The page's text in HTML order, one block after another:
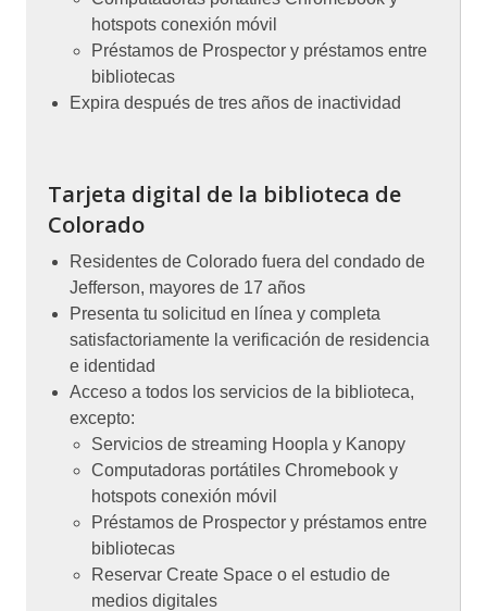
hotspots conexión móvil
Préstamos de Prospector y préstamos entre
bibliotecas
Expira después de tres años de inactividad
Tarjeta digital de la biblioteca de
Colorado
Residentes de Colorado fuera del condado de
Jefferson, mayores de 17 años
Presenta tu solicitud en línea y completa
satisfactoriamente la verificación de residencia
e identidad
Acceso a todos los servicios de la biblioteca,
excepto:
Servicios de streaming Hoopla y Kanopy
Computadoras portátiles Chromebook y
hotspots conexión móvil
Préstamos de Prospector y préstamos entre
bibliotecas
Reservar Create Space o el estudio de
medios digitales